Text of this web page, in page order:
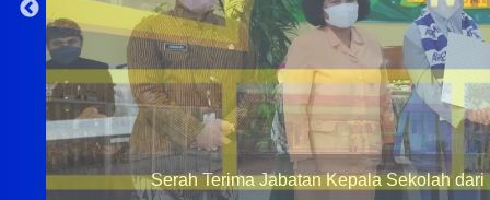
Serah Terima Jabatan Kepala Sekolah